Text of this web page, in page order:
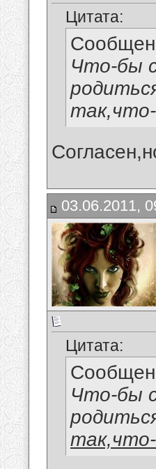
Цитата:
Что-бы
03.06.2011,
Цитата:
Что-бы